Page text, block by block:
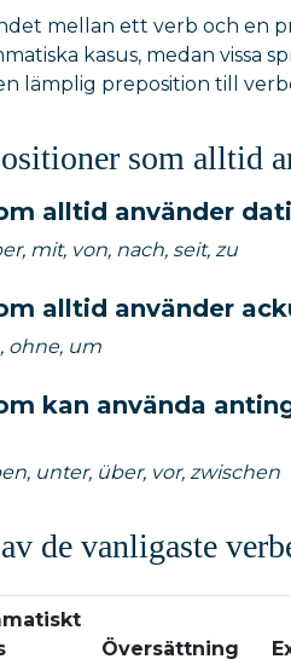
mellan ett verb och en
kasus, medan vissa
lämplig preposition till
som alltid
alltid använder
mit, von, nach, seit, zu
alltid använder
ohne, um
kan använda
unter, über, vor, zwischen
de vanligaste
Översättning